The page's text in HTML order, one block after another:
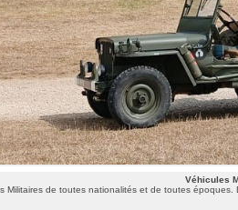
Véhicules
de toutes nationalités et de toutes